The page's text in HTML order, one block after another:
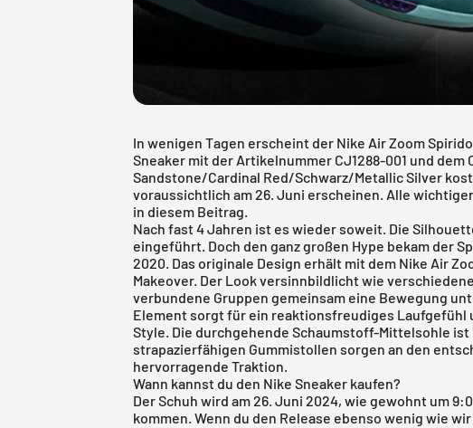
In wenigen Tagen erscheint der Nike Air Zoom
Sneaker mit der Artikelnummer CJ1288-001 und dem
Sandstone/Cardinal Red/Schwarz/Metallic Silver
voraussichtlich am 26. Juni erscheinen. Alle
in diesem Beitrag.
Nach fast 4 Jahren ist es wieder soweit. Die
eingeführt. Doch den ganz großen Hype bekam der
2020. Das originale Design erhält mit dem Nike Air
Makeover. Der Look versinnbildlicht wie
verbundene Gruppen gemeinsam eine Bewegung
Element sorgt für ein reaktionsfreudiges Laufgefühl
Style. Die durchgehende Schaumstoff-Mittelsohle
strapazierfähigen Gummistollen sorgen an den
hervorragende Traktion.
Wann kannst du den Nike Sneaker kaufen?
Der Schuh wird am 26. Juni 2024, wie gewohnt um
kommen. Wenn du den Release ebenso wenig wie